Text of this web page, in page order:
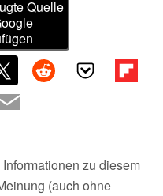
Quelle
zu diesem
(auch ohne